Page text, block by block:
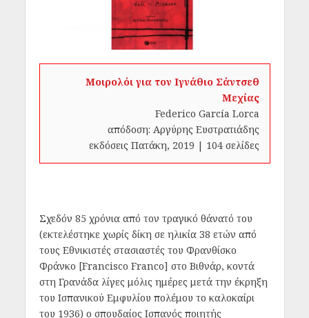
Μοιρολόι για τον Ιγνάθιο Σάντσεθ
Μεχίας
Federico García Lorca
απόδοση: Αργύρης Ευστρατιάδης
εκδόσεις Πατάκη, 2019 | 104 σελίδες
Σχεδόν 85 χρόνια από τον τραγικό θάνατό του
(εκτελέστηκε χωρίς δίκη σε ηλικία 38 ετών από
τους Εθνικιστές στασιαστές του Φρανθίσκο
Φράνκο [Francisco Franco] στο Βιθνάρ, κοντά
στη Γρανάδα λίγες μόλις ημέρες μετά την έκρηξη
του Ισπανικού Εμφυλίου πολέμου το καλοκαίρι
του 1936) ο σπουδαίος Ισπανός ποιητής